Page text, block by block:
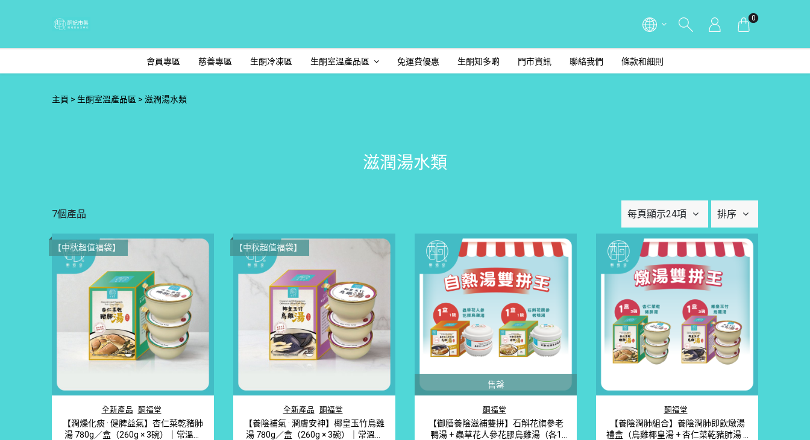
0
會員專區 慈善專區 生酮冷凍區 生酮室溫產品區 免運費優惠 生酮知多啲 門市資訊 聯絡我們 條款和細則
主頁 生酮室溫產品區 滋潤湯水類
滋潤湯水類
每頁顯示24項 排序
7個產品
【中秋超值福袋】
全新產品 酮福堂
【潤燥化痰 · 健脾益氣】杏仁菜乾豬肺
湯 780g／盒（260g × 3碗）｜常溫即
【中秋超值福袋】
全新產品 酮福堂
【養陰補氣 · 潤膚安神】椰皇玉竹烏雞
湯 780g／盒（260g × 3碗）｜常溫即
售罄
酮福堂
【御膳養陰滋補雙拼】石斛花旗參老
鴨湯 + 蟲草花人參花膠烏雞湯（各1
酮福堂
【養陰潤肺組合】養陰潤肺即飲燉湯
禮盒（烏雞椰皇湯 + 杏仁菜乾豬肺湯 6